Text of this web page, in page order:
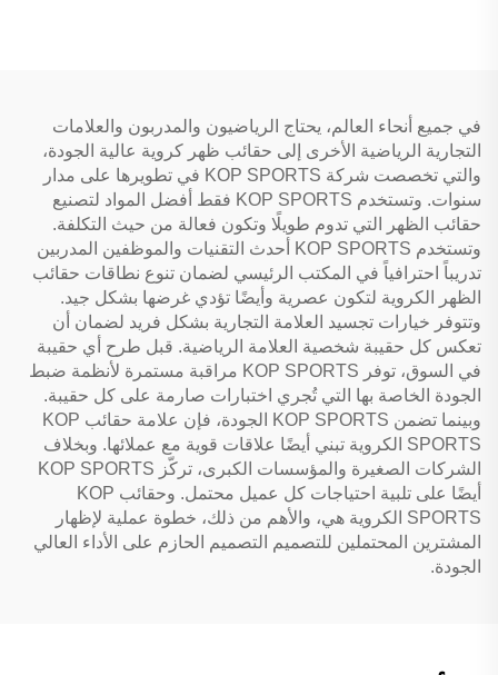
في جميع أنحاء العالم، يحتاج الرياضيون والمدربون والعلامات
التجارية الرياضية الأخرى إلى حقائب ظهر كروية عالية الجودة،
والتي تخصصت شركة KOP SPORTS في تطويرها على مدار
سنوات. وتستخدم KOP SPORTS فقط أفضل المواد لتصنيع
حقائب الظهر التي تدوم طويلًا وتكون فعالة من حيث التكلفة.
وتستخدم KOP SPORTS أحدث التقنيات والموظفين المدربين
تدريباً احترافياً في المكتب الرئيسي لضمان تنوع نطاقات حقائب
الظهر الكروية لتكون عصرية وأيضًا تؤدي غرضها بشكل جيد.
وتتوفر خيارات تجسيد العلامة التجارية بشكل فريد لضمان أن
تعكس كل حقيبة شخصية العلامة الرياضية. قبل طرح أي حقيبة
في السوق، توفر KOP SPORTS مراقبة مستمرة لأنظمة ضبط
الجودة الخاصة بها التي تُجري اختبارات صارمة على كل حقيبة.
وبينما تضمن KOP SPORTS الجودة، فإن علامة حقائب KOP
SPORTS الكروية تبني أيضًا علاقات قوية مع عملائها. وبخلاف
الشركات الصغيرة والمؤسسات الكبرى، تركّز KOP SPORTS
أيضًا على تلبية احتياجات كل عميل محتمل. وحقائب KOP
SPORTS الكروية هي، والأهم من ذلك، خطوة عملية لإظهار
المشترين المحتملين للتصميم التصميم الحازم على الأداء العالي
الجودة.